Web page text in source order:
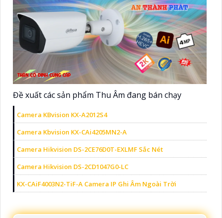
Đề xuất các sản phẩm Thu Âm đang bán chạy
Camera KBvision KX-A2012S4
Camera Kbvision KX-CAi4205MN2-A
Camera Hikvision DS-2CE76D0T-EXLMF Sắc Nét
Camera Hikvision DS-2CD1047G0-LC
KX-CAiF4003N2-TiF-A Camera IP Ghi Âm Ngoài Trời